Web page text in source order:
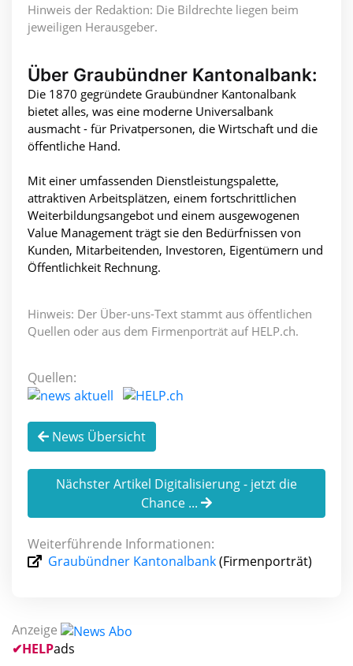
Hinweis der Redaktion: Die Bildrechte liegen beim
jeweiligen Herausgeber.
Über Graubündner Kantonalbank:
Die 1870 gegründete Graubündner Kantonalbank
bietet alles, was eine moderne Universalbank
ausmacht - für Privatpersonen, die Wirtschaft und die
öffentliche Hand.
Mit einer umfassenden Dienstleistungspalette,
attraktiven Arbeitsplätzen, einem fortschrittlichen
Weiterbildungsangebot und einem ausgewogenen
Value Management trägt sie den Bedürfnissen von
Kunden, Mitarbeitenden, Investoren, Eigentümern und
Öffentlichkeit Rechnung.
Hinweis: Der Über-uns-Text stammt aus öffentlichen
Quellen oder aus dem Firmenporträt auf HELP.ch.
Quellen:
News Übersicht
Nächster Artikel Digitalisierung - jetzt die
Chance ...
Weiterführende Informationen:
Graubündner Kantonalbank(Firmenporträt)
Anzeige
✔HELPads